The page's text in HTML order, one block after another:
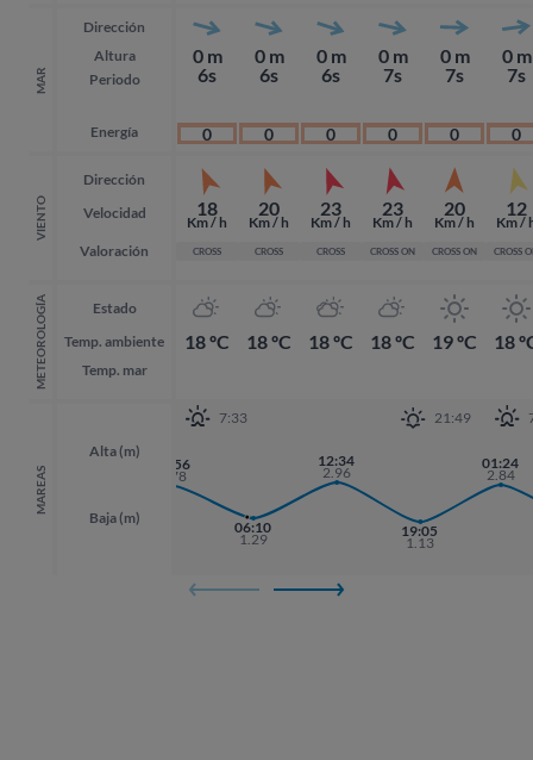
MAR
Dirección
Altura
Periodo
Energía
VIENTO
Dirección
Velocidad
Valoración
METEOROLOGÍA
Estado
Temp. ambiente
Temp. mar
MAREAS
Alta (m)
Baja (m)
0 m
6s
0
18
Km / h
CROSS
18 ºC
0 m
6s
0
20
Km / h
CROSS
18 ºC
0 m
6s
0
23
Km / h
CROSS
18 ºC
0 m
7s
0
23
Km / h
CROSS ON
18 ºC
0 m
7s
0
20
Km / h
CROSS ON
19 ºC
7:33 21:49
23:56
2.78
06:10
1.29
12:34
2.96
19:05
1.13
01:24
2.84
0 m
7s
0
12
Km /
CROSS
18
19:05
1.13
01:24
2.84